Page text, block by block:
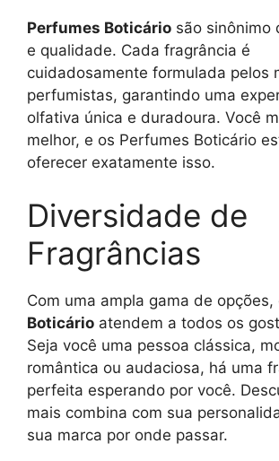
Perfumes Boticário são sinônimo
e qualidade. Cada fragrância é
cuidadosamente formulada pelos
perfumistas, garantindo uma
olfativa única e duradoura. Você
melhor, e os Perfumes Boticário
oferecer exatamente isso.
Diversidade de
Fragrâncias
Com uma ampla gama de opções,
Boticário atendem a todos os
Seja você uma pessoa clássica,
romântica ou audaciosa, há uma
perfeita esperando por você.
mais combina com sua
sua marca por onde passar.